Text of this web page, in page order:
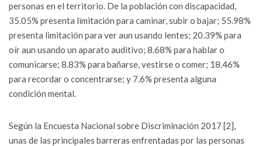
personas en el territorio. De la población con discapacidad,
35.05% presenta limitación para caminar, subir o bajar; 55.98%
presenta limitación para ver aun usando lentes; 20.39% para
oír aun usando un aparato auditivo; 8.68% para hablar o
comunicarse; 8.83% para bañarse, vestirse o comer; 18.46%
para recordar o concentrarse; y 7.6% presenta alguna
condición mental.
Según la Encuesta Nacional sobre Discriminación 2017 [2],
unas de las principales barreras enfrentadas por las personas